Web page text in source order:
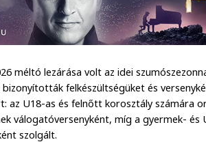
méltó lezárása volt az idei
felkészültségüket és
az U18-as és felnőtt korosztály számára
válogatóversenyként, míg a gyermek- és
szolgált.